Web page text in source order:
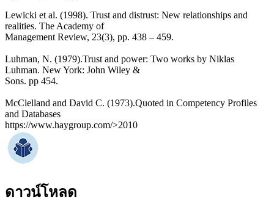
Lewicki et al. (1998). Trust and distrust: New relationships and
realities. The Academy of
Management Review, 23(3), pp. 438 – 459.
Luhman, N. (1979).Trust and power: Two works by Niklas
Luhman. New York: John Wiley &
Sons. pp 454.
McClelland and David C. (1973).Quoted in Competency Profiles
and Databases
https://www.haygroup.com/>2010
ดาวน์โหลด